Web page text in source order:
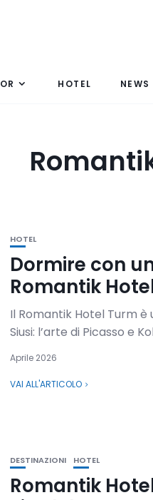
HOTEL NEWS
HOTEL
Dormire con
Romantik
Il Romantik Hotel Turm è
Siusi: l’arte di Picasso e
Aprile 2026
VAI ALL'ARTICOLO
DESTINAZIONI HOTEL
Romantik